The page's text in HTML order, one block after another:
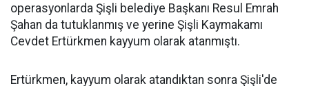
operasyonlarda Şişli belediye Başkanı Resul Emrah
Şahan da tutuklanmış ve yerine Şişli Kaymakamı
Cevdet Ertürkmen kayyum olarak atanmıştı.
Ertürkmen, kayyum olarak atandıktan sonra Şişli'de